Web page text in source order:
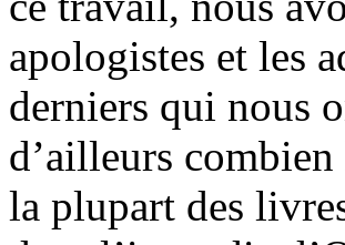
apologistes et les
derniers qui nous
d’ailleurs
la plupart des